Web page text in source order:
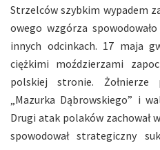
Strzelców szybkim wypadem
owego wzgórza
innych odcinkach. 17 maja
ciężkimi moździerzami
polskiej stronie. Żołnierze
„Mazurka Dąbrowskiego” i
Drugi atak polaków zachował
spowodował strategiczny